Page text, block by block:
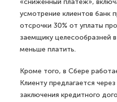
«сниженный платеж»,
усмотрение клиентов банк
отсрочки 30% от уплаты
заемщику целесообразней
меньше платить.
Кроме того, в Сбере
Клиенту предлагается
заключения кредитного